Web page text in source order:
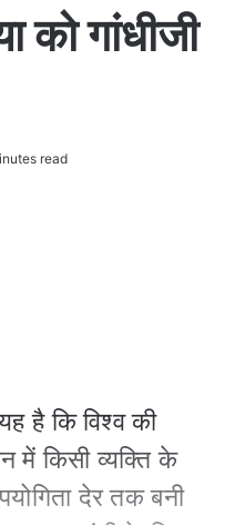
को गांधीजी
read
है कि विश्व की
में किसी व्यक्ति के
देर तक बनी